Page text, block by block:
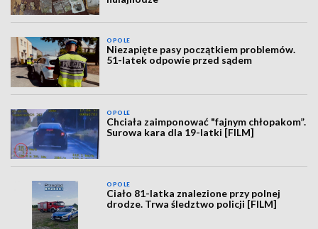
OPOLE
Niezapięte pasy początkiem problemów.
51-latek odpowie przed sądem
OPOLE
Chciała zaimponować "fajnym chłopakom”.
Surowa kara dla 19-latki [FILM]
OPOLE
Ciało 81-latka znalezione przy polnej
drodze. Trwa śledztwo policji [FILM]